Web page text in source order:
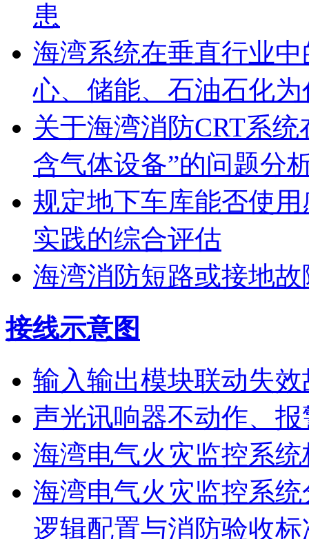
患
海湾系统在垂直行业
心、储能、石油石化
关于海湾消防CRT系
含气体设备”的问题分
规定地下车库能否使
实践的综合评估
海湾消防短路或接地
接线示意图
输入输出模块联动失效
声光讯响器不动作、
海湾电气火灾监控系
海湾电气火灾监控系
逻辑配置与消防验收标